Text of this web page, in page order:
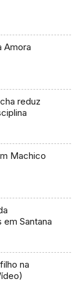
Amora
reduz
Machico
Santana
na